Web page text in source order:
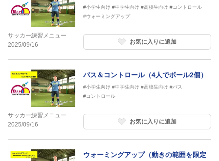
サッカー練習メニュー
2025/09/16
#小学生向け #中学生向け #高校生向け #コントロール
#ウォーミングアップ
お気に入りに追加
サッカー練習メニュー
2025/09/16
パス＆コントロール（4人でボール2個）
#小学生向け #中学生向け #高校生向け #パス
#コントロール
お気に入りに追加
ウォーミングアップ（動きの範囲を限定